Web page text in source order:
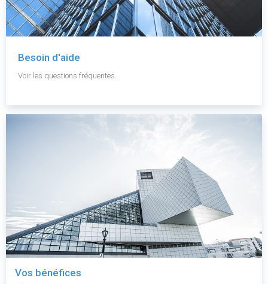
Besoin d'aide
Voir les questions fréquentes.
Vos bénéfices